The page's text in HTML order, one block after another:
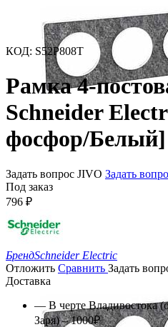
КОД: S52P808T
Рамка 4-
Schneider
фосфор/Белый]
Задать вопрос JIVO Задать
Под заказ
796 ₽
БрендSchneider Electric
Отложить Сравнить Задать
Доставка
— В черте Владивостока
Заря) – 1000₽